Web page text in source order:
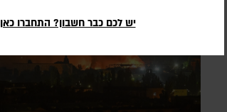
יש לכם כבר חשבון? התחברו כאן